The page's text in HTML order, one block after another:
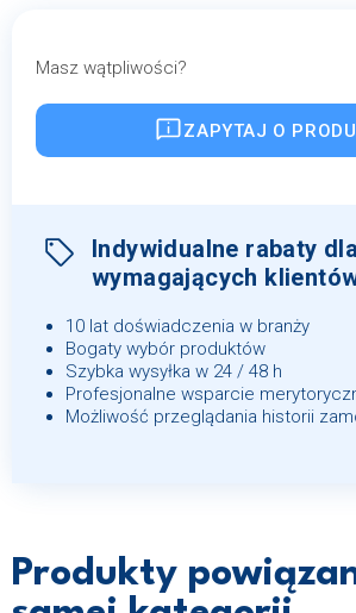
Masz wątpliwości?
ZAPYTAJ O
Indywidualne rabaty dla
wymagających
10 lat doświadczenia w branży
Bogaty wybór produktów
Szybka wysyłka w 24 / 48 h
Profesjonalne wsparcie
Możliwość przeglądania historii
Produkty